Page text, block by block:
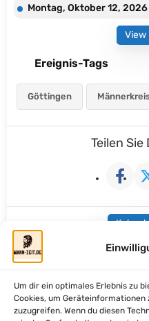
Um dir ein optimales Erlebnis zu
Cookies, um
zuzugreifen. Wenn du diesen
Montag, Oktober 12,
View
Ereignis-Tags
Göttingen
Teilen Sie
mann-zeit.de -